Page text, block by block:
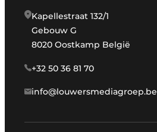
Kapellestraat 132/1
Gebouw G
8020 Oostkamp België
+32 50 36 81 70
info@louwersmediagroep.be